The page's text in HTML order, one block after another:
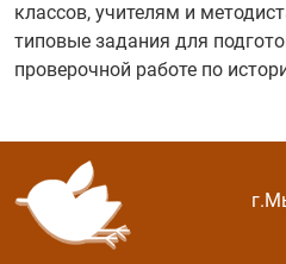
классов, учителям и
типовые задания для
проверочной работе по